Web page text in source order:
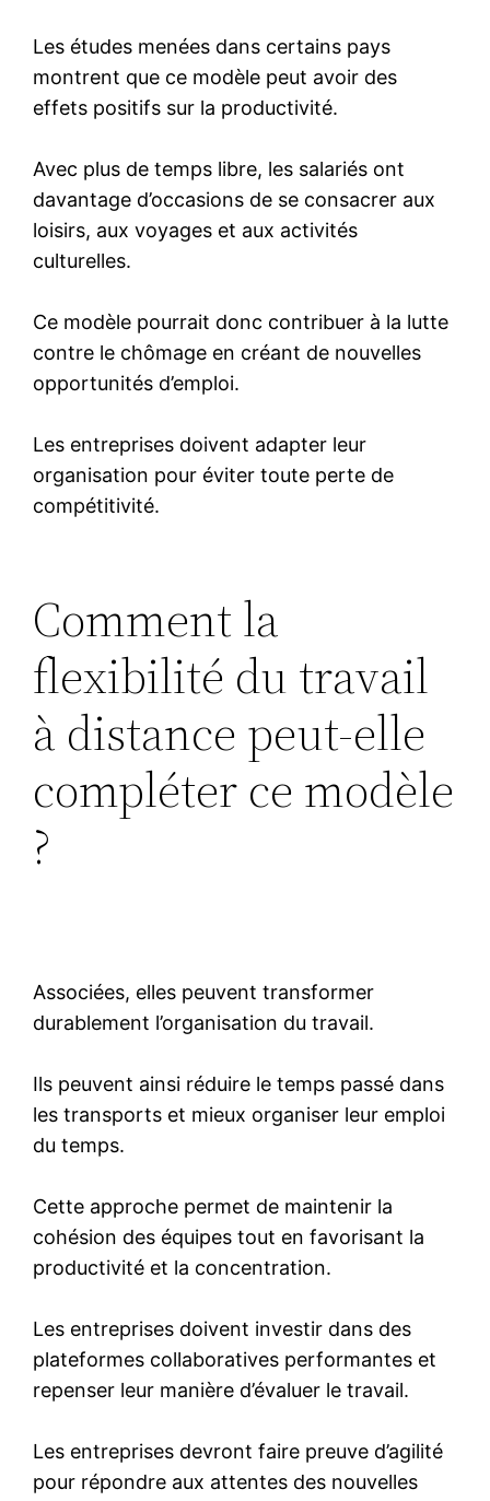
Les études menées dans certains pays
montrent que ce modèle peut avoir des
effets positifs sur la productivité.
Avec plus de temps libre, les salariés ont
davantage d’occasions de se consacrer aux
loisirs, aux voyages et aux activités
culturelles.
Ce modèle pourrait donc contribuer à la lutte
contre le chômage en créant de nouvelles
opportunités d’emploi.
Les entreprises doivent adapter leur
organisation pour éviter toute perte de
compétitivité.
Comment la
flexibilité du travail
à distance peut-elle
compléter ce modèle
?
Associées, elles peuvent transformer
durablement l’organisation du travail.
Ils peuvent ainsi réduire le temps passé dans
les transports et mieux organiser leur emploi
du temps.
Cette approche permet de maintenir la
cohésion des équipes tout en favorisant la
productivité et la concentration.
Les entreprises doivent investir dans des
plateformes collaboratives performantes et
repenser leur manière d’évaluer le travail.
Les entreprises devront faire preuve d’agilité
pour répondre aux attentes des nouvelles